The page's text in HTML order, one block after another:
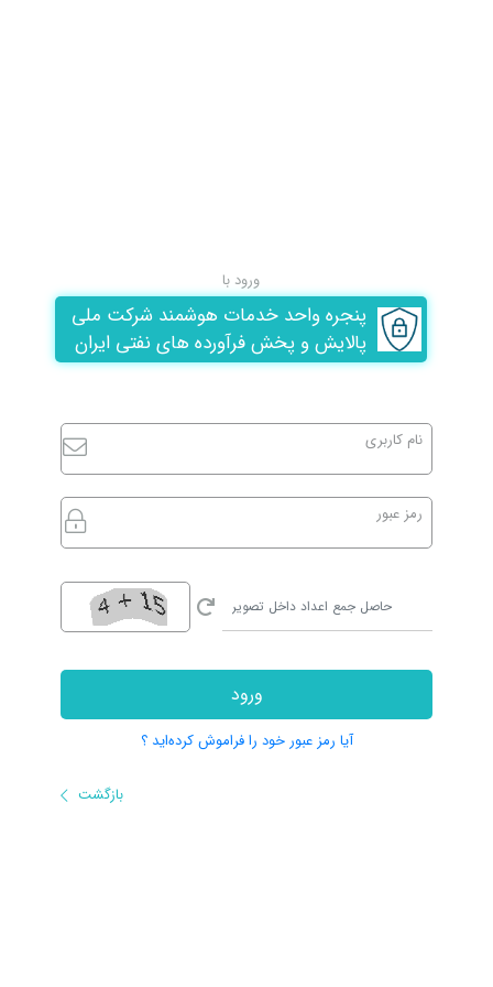
نام کاربری
رمز عبور
ورود
آیا رمز عبور خود را فراموش کرده‌اید ؟
بازگشت
ورود با
پنجره واحد خدمات هوشمند شرکت ملی
پالایش و پخش فرآورده های نفتی ایران